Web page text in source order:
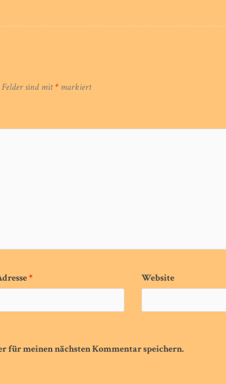
sind mit*markiert
* Website
für meinen nächsten Kommentar speichern.